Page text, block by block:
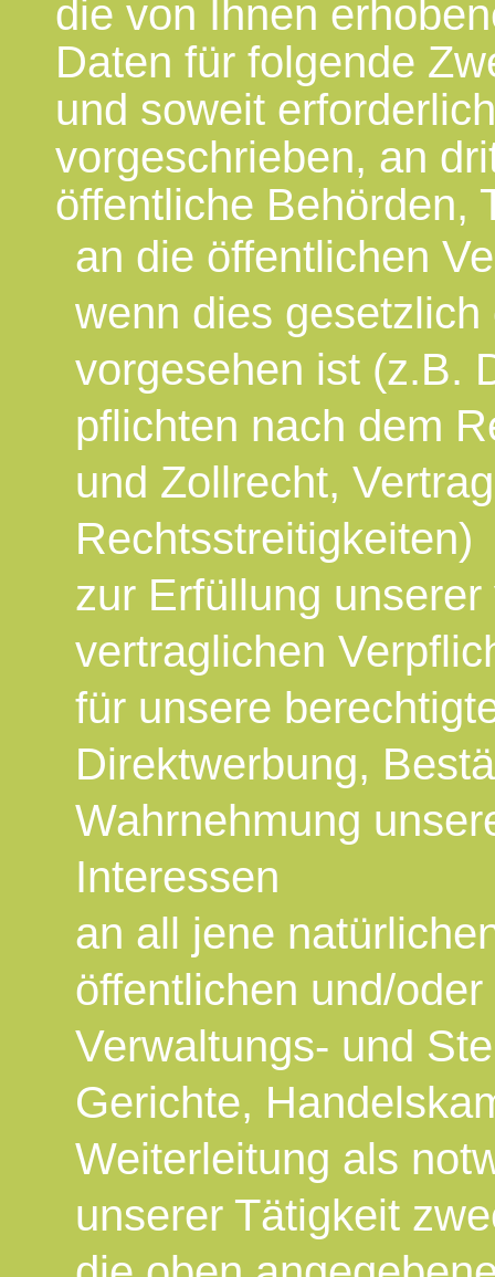
die von Ihnen
Daten für folgende
und soweit
vorgeschrieben, an
öffentliche Behörden,
an die öffentlichen
wenn dies
vorgesehen ist (z.B.
pflichten nach dem
und Zollrecht,
Rechtsstreitigkeiten)
zur Erfüllung
vertraglichen
für unsere
Direktwerbung,
Wahrnehmung
Interessen
an all jene
öffentlichen und/
Verwaltungs- und
Gerichte,
Weiterleitung als
unserer Tätigkeit